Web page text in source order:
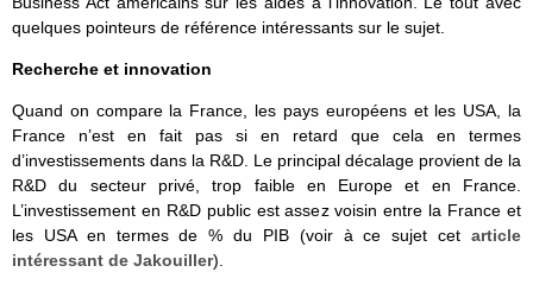
quelques pointeurs de référence intéressants sur le sujet.
Recherche et innovation
Quand on compare la France, les pays européens et les USA, la
France n’est en fait pas si en retard que cela en termes
d’investissements dans la R&D. Le principal décalage provient de la
R&D du secteur privé, trop faible en Europe et en France.
L’investissement en R&D public est assez voisin entre la France et
les USA en termes de % du PIB (voir à ce sujet cet article
intéressant de Jakouiller).